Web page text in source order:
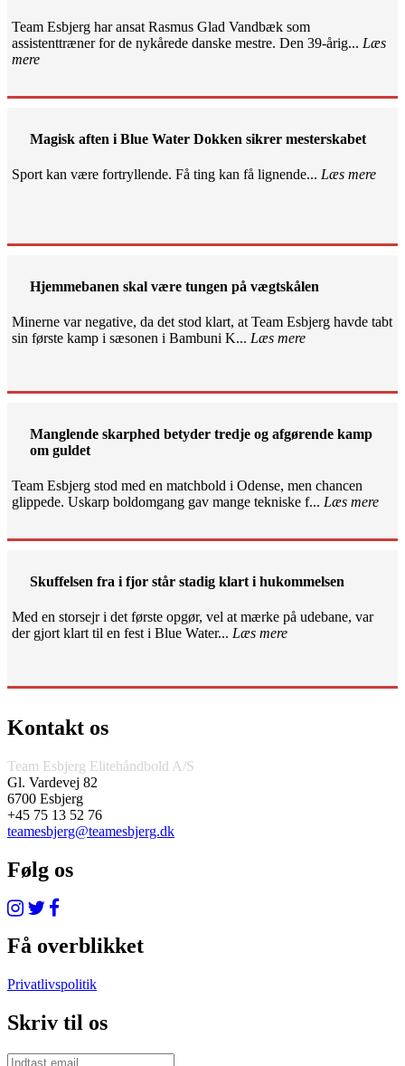
Team Esbjerg har ansat Rasmus Glad Vandbæk som
assistenttræner for de nykårede danske mestre. Den 39-årig... Læs
mere
Magisk aften i Blue Water Dokken sikrer mesterskabet
Sport kan være fortryllende. Få ting kan få lignende... Læs mere
Hjemmebanen skal være tungen på vægtskålen
Minerne var negative, da det stod klart, at Team Esbjerg havde tabt
sin første kamp i sæsonen i Bambuni K... Læs mere
Manglende skarphed betyder tredje og afgørende kamp
om guldet
Team Esbjerg stod med en matchbold i Odense, men chancen
glippede. Uskarp boldomgang gav mange tekniske f... Læs mere
Skuffelsen fra i fjor står stadig klart i hukommelsen
Med en storsejr i det første opgør, vel at mærke på udebane, var
der gjort klart til en fest i Blue Water... Læs mere
Kontakt os
Team Esbjerg Elitehåndbold A/S
Gl. Vardevej 82
6700 Esbjerg
+45 75 13 52 76
teamesbjerg@teamesbjerg.dk
Følg os
Få overblikket
Privatlivspolitik
Skriv til os